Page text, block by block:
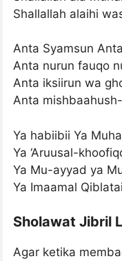
Shallallah alaihi
Anta Syamsun
Anta nurun fauqo
Anta iksiirun wa
Anta
Ya habiibii Ya
Ya ‘Aruusal-
Ya Mu-ayyad ya
Ya Imaamal
Sholawat Jibril
Agar ketika